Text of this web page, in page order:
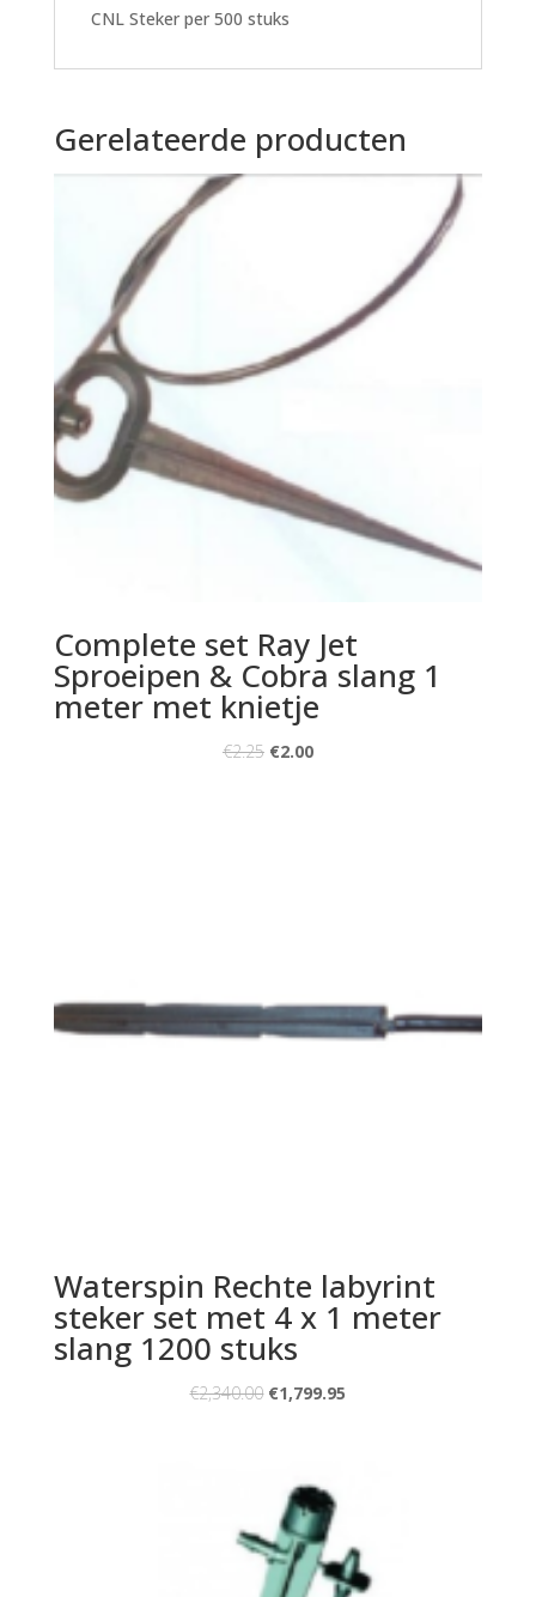
CNL Steker per 500 stuks
Gerelateerde producten
Complete set Ray Jet
Sproeipen & Cobra slang 1
meter met knietje
€2.25 €2.00
Waterspin Rechte labyrint
steker set met 4 x 1 meter
slang 1200 stuks
€2,340.00 €1,799.95